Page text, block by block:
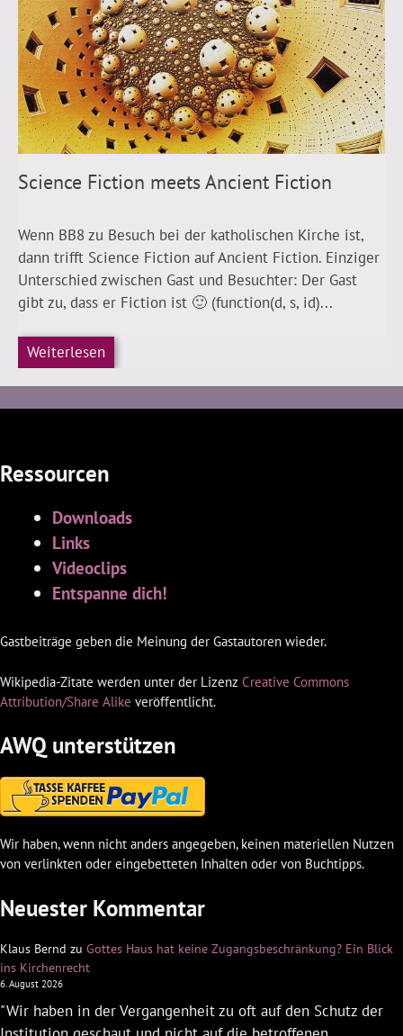
Science Fiction meets Ancient Fiction
Wenn BB8 zu Besuch bei der katholischen Kirche ist,
dann trifft Science Fiction auf Ancient Fiction. Einziger
Unterschied zwischen Gast und Besuchter: Der Gast
gibt zu, dass er Fiction ist 🙂 (function(d, s, id)...
Weiterlesen
Ressourcen
Downloads
Links
Videoclips
Entspanne dich!
Gastbeiträge geben die Meinung der Gastautoren wieder.
Wikipedia-Zitate werden unter der Lizenz Creative Commons
Attribution/Share Alike veröffentlicht.
AWQ unterstützen
Wir haben, wenn nicht anders angegeben, keinen materiellen Nutzen
von verlinkten oder eingebetteten Inhalten oder von Buchtipps.
Neuester Kommentar
Klaus Bernd zu Gottes Haus hat keine Zugangsbeschränkung? Ein Blick
ins Kirchenrecht
6. August 2026
"Wir haben in der Vergangenheit zu oft auf den Schutz der